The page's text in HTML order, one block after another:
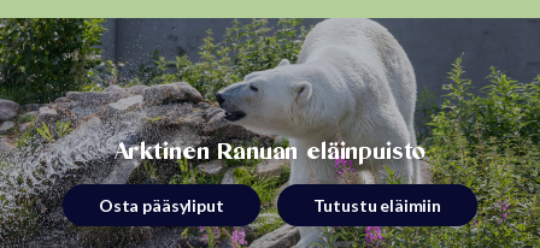
Arktinen Ranuan eläinpuisto
Osta pääsyliput Tutustu eläimiin